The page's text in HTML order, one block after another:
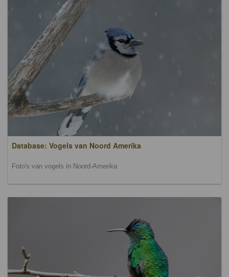
Database: Vogels van Noord Amerika
Foto's van vogels in Noord-Amerika